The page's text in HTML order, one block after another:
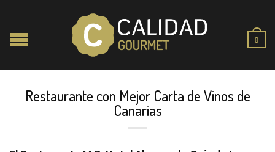
0
Restaurante con Mejor Carta de Vinos de
Canarias